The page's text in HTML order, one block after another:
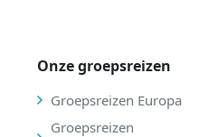
Onze groepsreizen
Groepsreizen Europa
Groepsreizen